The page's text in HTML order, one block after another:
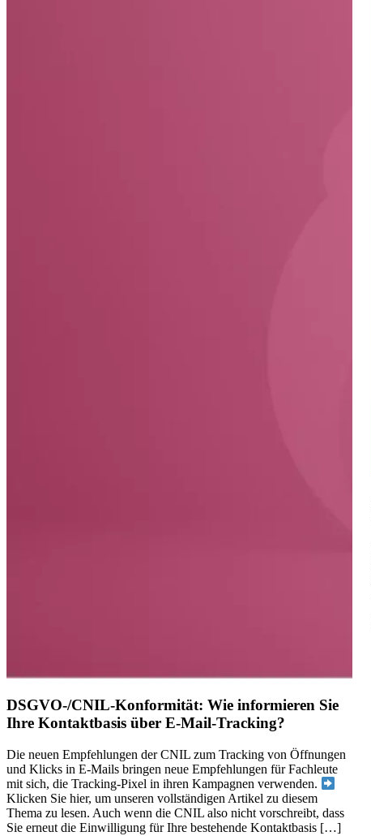
DSGVO-/CNIL-Konformität: Wie informieren Sie
Ihre Kontaktbasis über E-Mail-Tracking?
Die neuen Empfehlungen der CNIL zum Tracking von Öffnungen
und Klicks in E-Mails bringen neue Empfehlungen für Fachleute
mit sich, die Tracking-Pixel in ihren Kampagnen verwenden.
Klicken Sie hier, um unseren vollständigen Artikel zu diesem
Thema zu lesen. Auch wenn die CNIL also nicht vorschreibt, dass
Sie erneut die Einwilligung für Ihre bestehende Kontaktbasis […]